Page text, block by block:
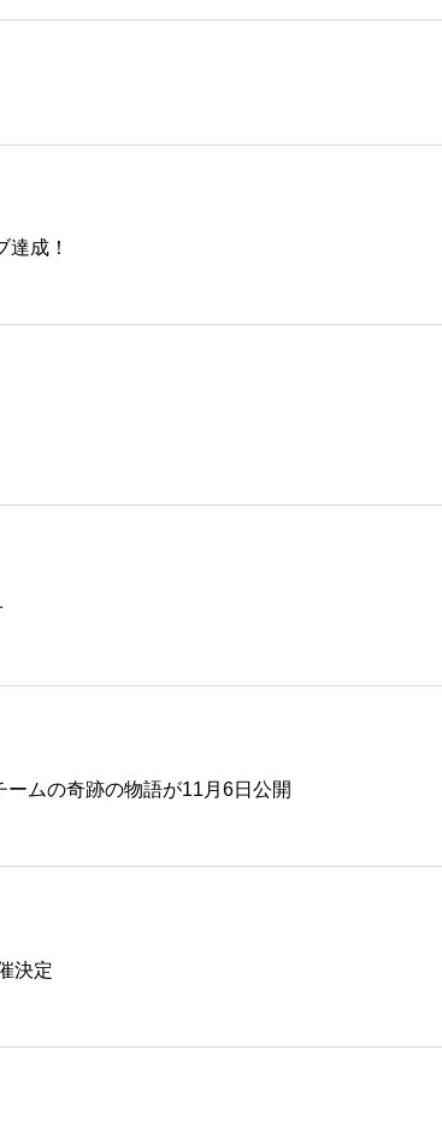
成！
ムの奇跡の物語が11月6日公開
決定